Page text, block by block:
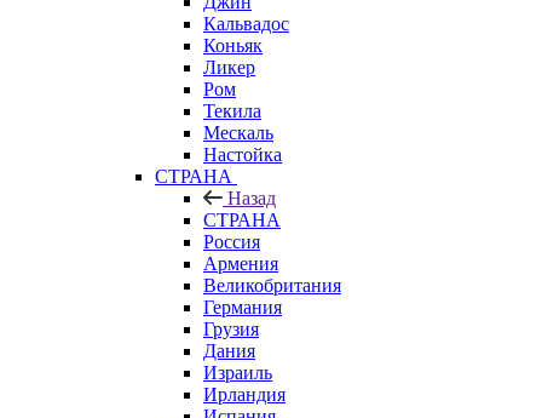
Кальвадос
Коньяк
Ликер
Ром
Текила
Мескаль
Настойка
СТРАНА
Назад
СТРАНА
Россия
Армения
Великобритания
Германия
Грузия
Дания
Израиль
Ирландия